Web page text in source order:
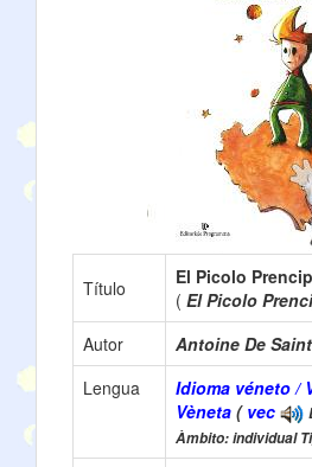
Título
El Picolo
( El Picolo
Autor
Antoine De
Lengua
Idioma véneto /
Vèneta ( vec
Àmbito: individual